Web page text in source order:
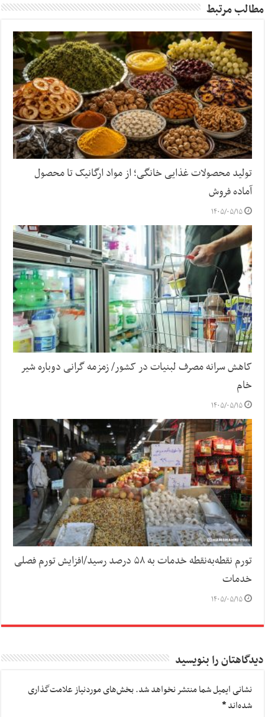
مطالب مرتبط
تولید محصولات غذایی خانگی؛ از مواد ارگانیک تا محصول
آماده فروش
۱۴۰۵/۰۵/۱۵
کاهش سرانه مصرف لبنیات در کشور/ زمزمه گرانی دوباره شیر
خام
۱۴۰۵/۰۵/۱۵
تورم نقطه‌به‌نقطه خدمات به ۵۸ درصد رسید/افزایش تورم فصلی
خدمات
۱۴۰۵/۰۵/۱۵
دیدگاهتان را بنویسید
نشانی ایمیل شما منتشر نخواهد شد.بخش‌های موردنیاز علامت‌گذاری
شده‌اند*